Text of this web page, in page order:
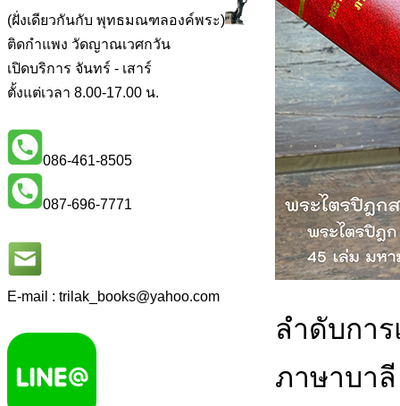
(ฝั่งเดียวกันกับ พุทธมณฑลองค์พระ)
ติดกำแพง วัดญาณเวศกวัน
เปิดบริการ จันทร์ - เสาร์
ตั้งแต่เวลา 8.00-17.00 น.
086-461-8505
087-696-7771
E-mail : trilak_books@yahoo.com
ลำดับกา
ภาษาบา